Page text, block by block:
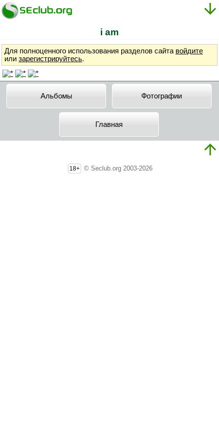
i am
Для полноценного использования разделов сайта войдите
или зарегистрируйтесь.
Альбомы Фотографии
Главная
18+ © Seclub.org 2003-2026